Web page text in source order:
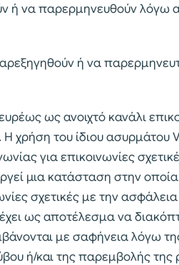
ή να παρερμηνευθούν λόγω
ή να
ως ανοιχτό κανάλι
χρήση του ίδιου ασυρμάτου
για επικοινωνίες
μια κατάσταση στην οποία
σχετικές με την
ως αποτέλεσμα να
με σαφήνεια λόγω
ή/και της παρεμβολής της